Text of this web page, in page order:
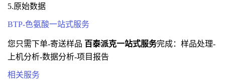
5.原始数据
BTP-色氨酸一站式服务
您只需下单-寄送样品 百泰派克一站式服务完成：样品处理-
上机分析-数据分析-项目报告
相关服务